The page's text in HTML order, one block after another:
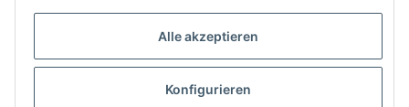
Alle akzeptieren
Konfigurieren
USt., zzgl.Versand
Bestellung